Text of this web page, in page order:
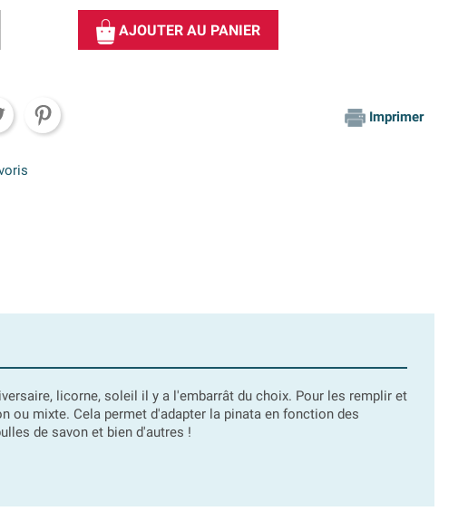
AJOUTER AU PANIER
Imprimer
licorne, soleil il y a l'embarrât du choix. Pour les remplir et
ou mixte. Cela permet d'adapter la pinata en fonction des
de savon et bien d'autres !